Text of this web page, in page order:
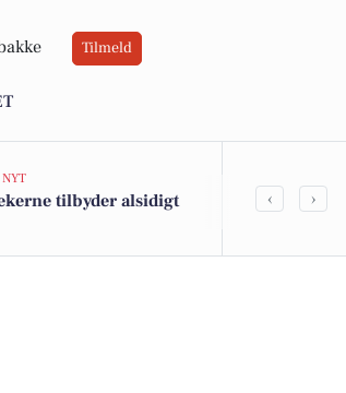
Tilmeld
tilbyder alsidigt
Sol og
‹ ›